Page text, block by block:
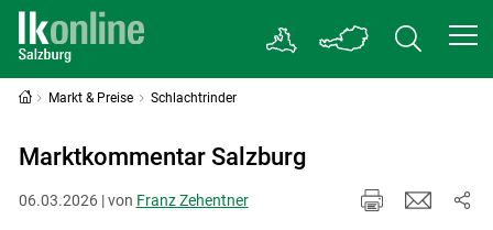
Markt & Preise Schlachtrinder
Marktkommentar Salzburg
06.03.2026 | von Franz Zehentner